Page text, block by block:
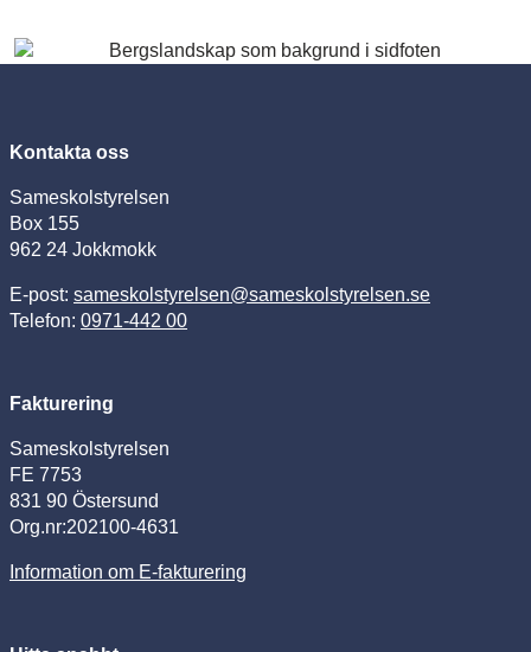
Kontakta oss
Sameskolstyrelsen
Box 155
962 24 Jokkmokk
E-post: sameskolstyrelsen@sameskolstyrelsen.se
Telefon: 0971-442 00
Fakturering
Sameskolstyrelsen
FE 7753
831 90 Östersund
Org.nr:202100-4631
Information om E-fakturering